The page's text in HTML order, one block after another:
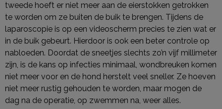
tweede hoeft er niet meer aan de eierstokken getrokken
te worden om ze buiten de buik te brengen. Tijdens de
laparoscopie is op een videoscherm precies te zien wat er
in de buik gebeurt. Hierdoor is ook een beter controle op
nabloeden. Doordat de sneetjes slechts zo’n vijf millimeter
zijn, is de kans op infecties minimaal, wondbreuken komen
niet meer voor en de hond herstelt veel sneller. Ze hoeven
niet meer rustig gehouden te worden, maar mogen de
dag na de operatie, op zwemmen na, weer alles.